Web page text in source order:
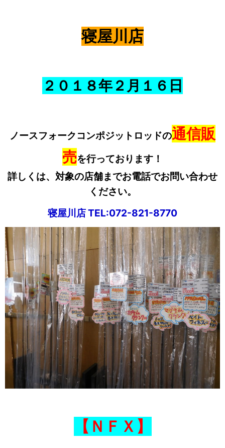
寝屋川店
２０１８年２ 月 １６ 日
ノースフォークコンポジットロッドの通信販
売を行っております！
詳しくは、対象の店舗までお電話でお問い合わせ
ください。
寝屋川店 TEL:072-821-8770
【ＮＦＸ】